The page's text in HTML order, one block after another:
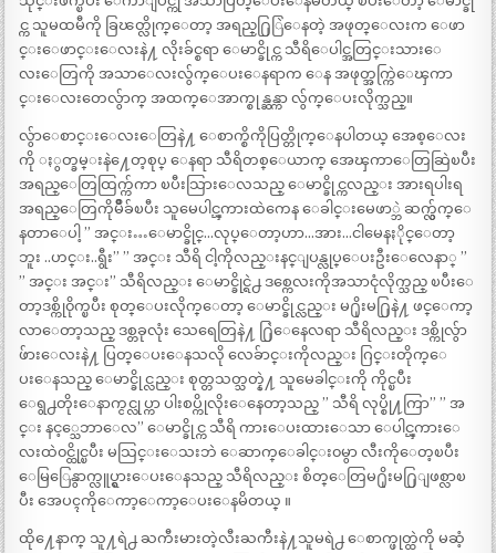
င္က သူမထမီကို ခြၽတ္လိုက္ေတာ့ အရည္႐ြြဲေနတဲ့ အဖုတ္ေလးက ေဖာ
င္းေဖာင္းေလးနဲ႔ လိုးခ်င္စရာ ေမာင္ခိုင္က သီရိေပါင္အတြင္းသားေ
လးေတြကို အသာေလးလွ်က္ေပးေနရာက ေန အဖုတ္အက္ကြဲေၾကာ
င္းေလးတေလွ်ာက္ အထက္ေအာက္စုန္ဆန္ကာ လွ်က္ေပးလိုက္သည္။
လွ်ာေစာင္းေလးေတြနဲ႔ ေစာက္စိကိုပြတ္တိုက္ေနပါတယ္ အေစ့ေလး
ကို ႏွတ္ခမ္းနဲ႔ေတ့စုပ္ ေနရာ သီရိတစ္ေယာက္ အေၾကာေတြဆြဲၿပီး
အရည္ေတြထြက္က်ကာ ၿပီးသြားေလသည္ ေမာင္ခိုင္ကလည္း အားရပါးရ
အရည္ေတြကိုမ်ိဳခ်ၿပီး သူမေပါင္ၾကားထဲကေန ေခါင္းမေဖာ္ဘဲ ဆက္လွ်က္ေ
နတာေပါ့ ” အင္း…ေမာင္ခိုင္…လုပ္ေတာ့ဟာ…အား…ငါမေနႏိုင္ေတာ့
ဘူး ..ဟင္း..ရွီး” ” အင္း သီရိ ငါ့ကိုလည္းနင္ျပန္လုပ္ေပးဦးေလေနာ္ ”
” အင္း အင္း” သီရိလည္း ေမာင္ခိုင္ရဲ႕ ဒစ္ကေလးကိုအသာငုံလိုက္သည္ ၿပီးေ
တာ့ဒစ္ကို၀ိုက္ၿပီး စုတ္ေပးလိုက္ေတာ့ ေမာင္ခိုင္လည္း မ႐ိုးမ႐ြနဲ႔ ဖင္ေကာ့
လာေတာ့သည္ ဒစ္တခုလုံး သေရေတြနဲ႔ ႐ြဲေနေလရာ သီရိလည္း ဒစ္ကိုလွ်ာ
ဖ်ားေလးနဲ႔ ပြတ္ေပးေနသလို လေခ်ာင္းကိုလည္း ဂြင္းတိုက္ေ
ပးေနသည္ ေမာင္ခိုင္လည္း စုတ္တသတ္သတ္နဲ႔ သူမေခါင္းကို ကိုင္ၿပီး
ေရွ႕တိုးေနာက္ငင္လုပ္ကာ ပါးစပ္ကိုလိုးေနေတာ့သည္ ” သီရိ လုပ္စို႔ကြာ” ” အ
င္း နင့္သေဘာေလ” ေမာင္ခိုင္က သီရိ ကားေပးထားေသာ ေပါင္ၾကားေ
လးထဲ၀င္ထိုင္ၿပီး မသြင္းေသးဘဲ ေဆာက္ေခါင္း၀မွာ လီးကိုေတ့ၿပီး
ေမြြေနွာက္လူပ္ရွားေပးေနသည္ သီရိလည္း စိတ္ေတြမ႐ိုးမ႐ြျဖစ္လာၿ
ပီး အေပၚကိုေကာ့ေကာ့ေပးေနမိတယ္ ။
ထို႔ေနာက္ သူ႔ရဲ႕ ႀကီးမားတဲ့လီးႀကီးနဲ႔သူမရဲ႕ ေစာက္ဖုတ္ထဲကို မဆံ့